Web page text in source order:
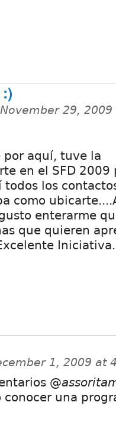
November 29,
por aquí, tuve la
en el SFD 2009
los
como
enterarme
que quieren
Iniciativa.
1, 2009 at
@
una